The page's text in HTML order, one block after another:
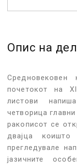
Опис на
почетокот на
листови
четворица
ракописот се
двајца
прегледувале
јазичните